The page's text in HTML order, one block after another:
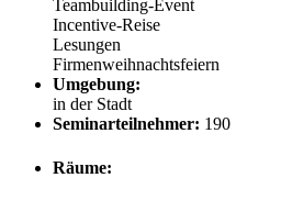
Teambuilding-Event
Incentive-Reise
Lesungen
Firmenweihnachtsfeiern
Umgebung:
in der Stadt
Seminarteilnehmer: 190
Räume: